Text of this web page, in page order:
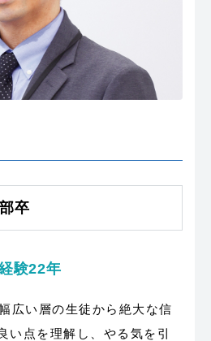
卒
験22年
広い層の生徒から絶大な信
い点を理解し、やる気を引